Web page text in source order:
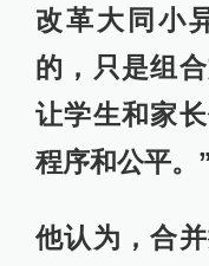
改革大同小
的，只是组
让学生和家
程序和公平。”
他认为，合